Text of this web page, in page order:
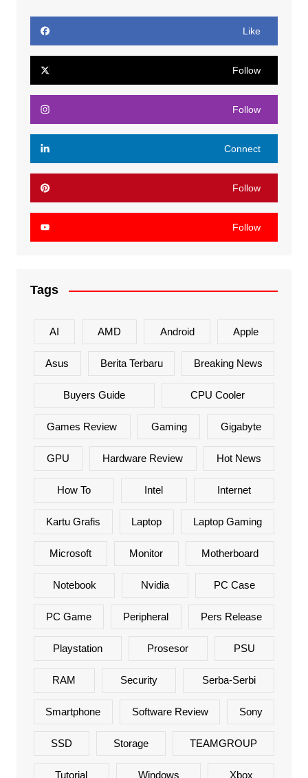
Like
Follow
Follow
Connect
Follow
Follow
Tags
AI AMD Android Apple
Asus Berita Terbaru Breaking News
Buyers Guide CPU Cooler
Games Review Gaming Gigabyte
GPU Hardware Review Hot News
How To Intel Internet
Kartu Grafis Laptop Laptop Gaming
Microsoft Monitor Motherboard
Notebook Nvidia PC Case
PC Game Peripheral Pers Release
Playstation Prosesor PSU
RAM Security Serba-Serbi
Smartphone Software Review Sony
SSD Storage TEAMGROUP
Tutorial Windows Xbox